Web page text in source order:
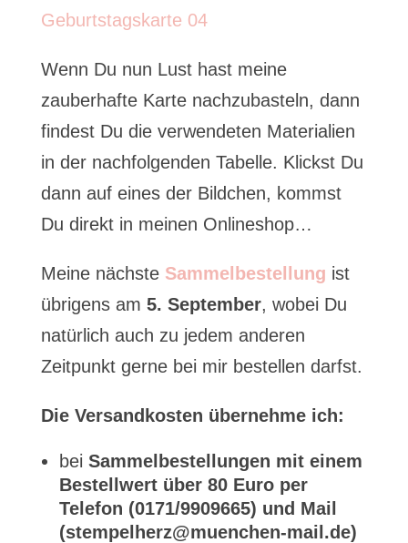
Wenn Du nun Lust hast meine
zauberhafte Karte nachzubasteln, dann
findest Du die verwendeten Materialien
in der nachfolgenden Tabelle. Klickst Du
dann auf eines der Bildchen, kommst
Du direkt in meinen Onlineshop…
Meine nächste Sammelbestellung ist
übrigens am 5. September, wobei Du
natürlich auch zu jedem anderen
Zeitpunkt gerne bei mir bestellen darfst.
Die Versandkosten übernehme ich:
bei Sammelbestellungen mit einem
Bestellwert über 80 Euro per
Telefon (0171/9909665) und Mail
(stempelherz@muenchen-mail.de)